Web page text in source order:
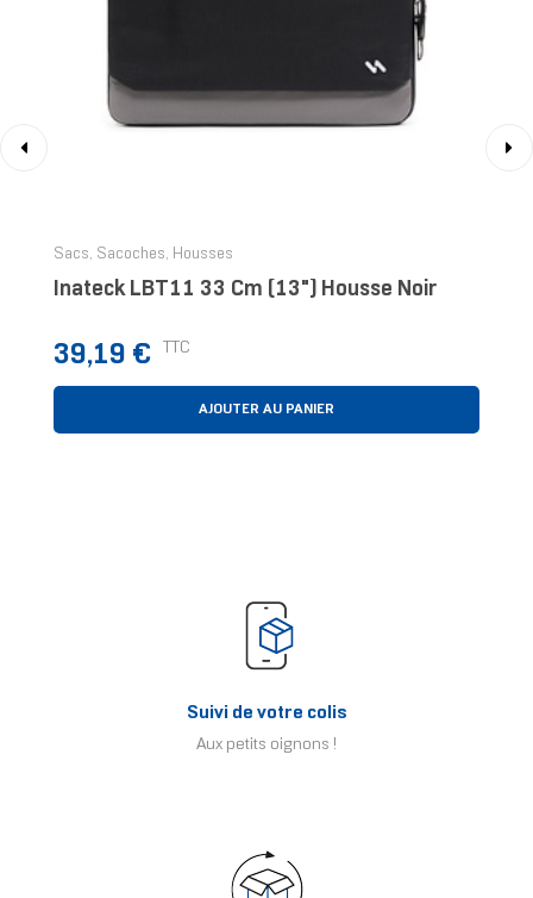
Sacs, Sacoches, Housses
Inateck LBT11 33 Cm (13") Housse Noir
Prix
39,19 € TTC
AJOUTER AU PANIER
Suivi de votre colis
Aux petits oignons !